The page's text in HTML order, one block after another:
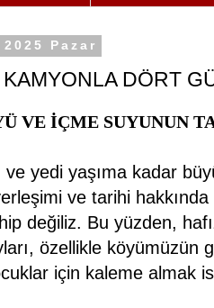
Pazar
DÖRT
VE İÇME SUYUNUN
ve yedi yaşıma kadar
ve tarihi hakkında
değiliz. Bu yüzden,
özellikle köyümüzün
için kaleme almak